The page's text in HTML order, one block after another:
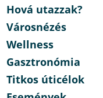
Hová utazzak?
Városnézés
Wellness
Gasztronómia
Titkos úticélok